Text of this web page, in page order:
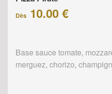
Dès 10.00 €
Base sauce tomate,
merguez, chorizo,